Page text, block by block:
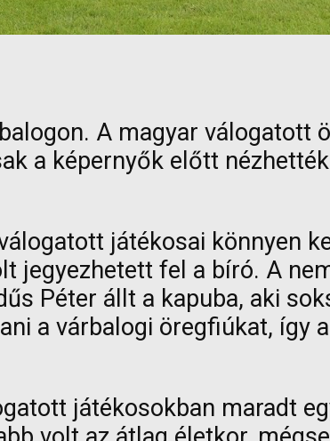
A magyar válogatott
a képernyők előtt
játékosai könnyen
jegyezhetett fel a bíró. A
Péter állt a kapuba, aki
a várbalogi öregfiúkat, így
játékosokban maradt